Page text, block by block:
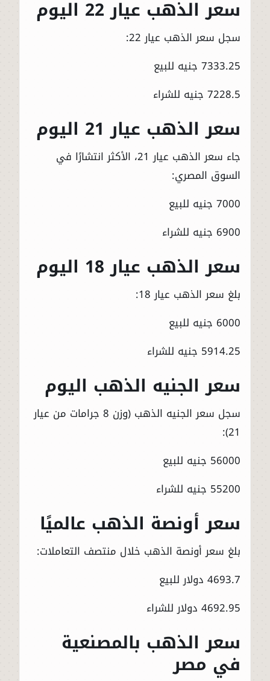
سعر الذهب عيار 22 اليوم
سجل سعر الذهب عيار 22:
7333.25 جنيه للبيع
7228.5 جنيه للشراء
سعر الذهب عيار 21 اليوم
جاء سعر الذهب عيار 21، الأكثر انتشارًا في
السوق المصري:
7000 جنيه للبيع
6900 جنيه للشراء
سعر الذهب عيار 18 اليوم
بلغ سعر الذهب عيار 18:
6000 جنيه للبيع
5914.25 جنيه للشراء
سعر الجنيه الذهب اليوم
سجل سعر الجنيه الذهب (وزن 8 جرامات من عيار
21):
56000 جنيه للبيع
55200 جنيه للشراء
سعر أونصة الذهب عالميًا
بلغ سعر أونصة الذهب خلال منتصف التعاملات:
4693.7 دولار للبيع
4692.95 دولار للشراء
سعر الذهب بالمصنعية
في مصر